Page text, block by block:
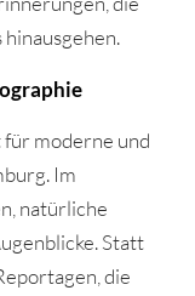
moderne und
Im
natürliche
Statt
die